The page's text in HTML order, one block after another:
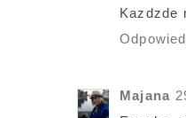
Kazdzde
Majana